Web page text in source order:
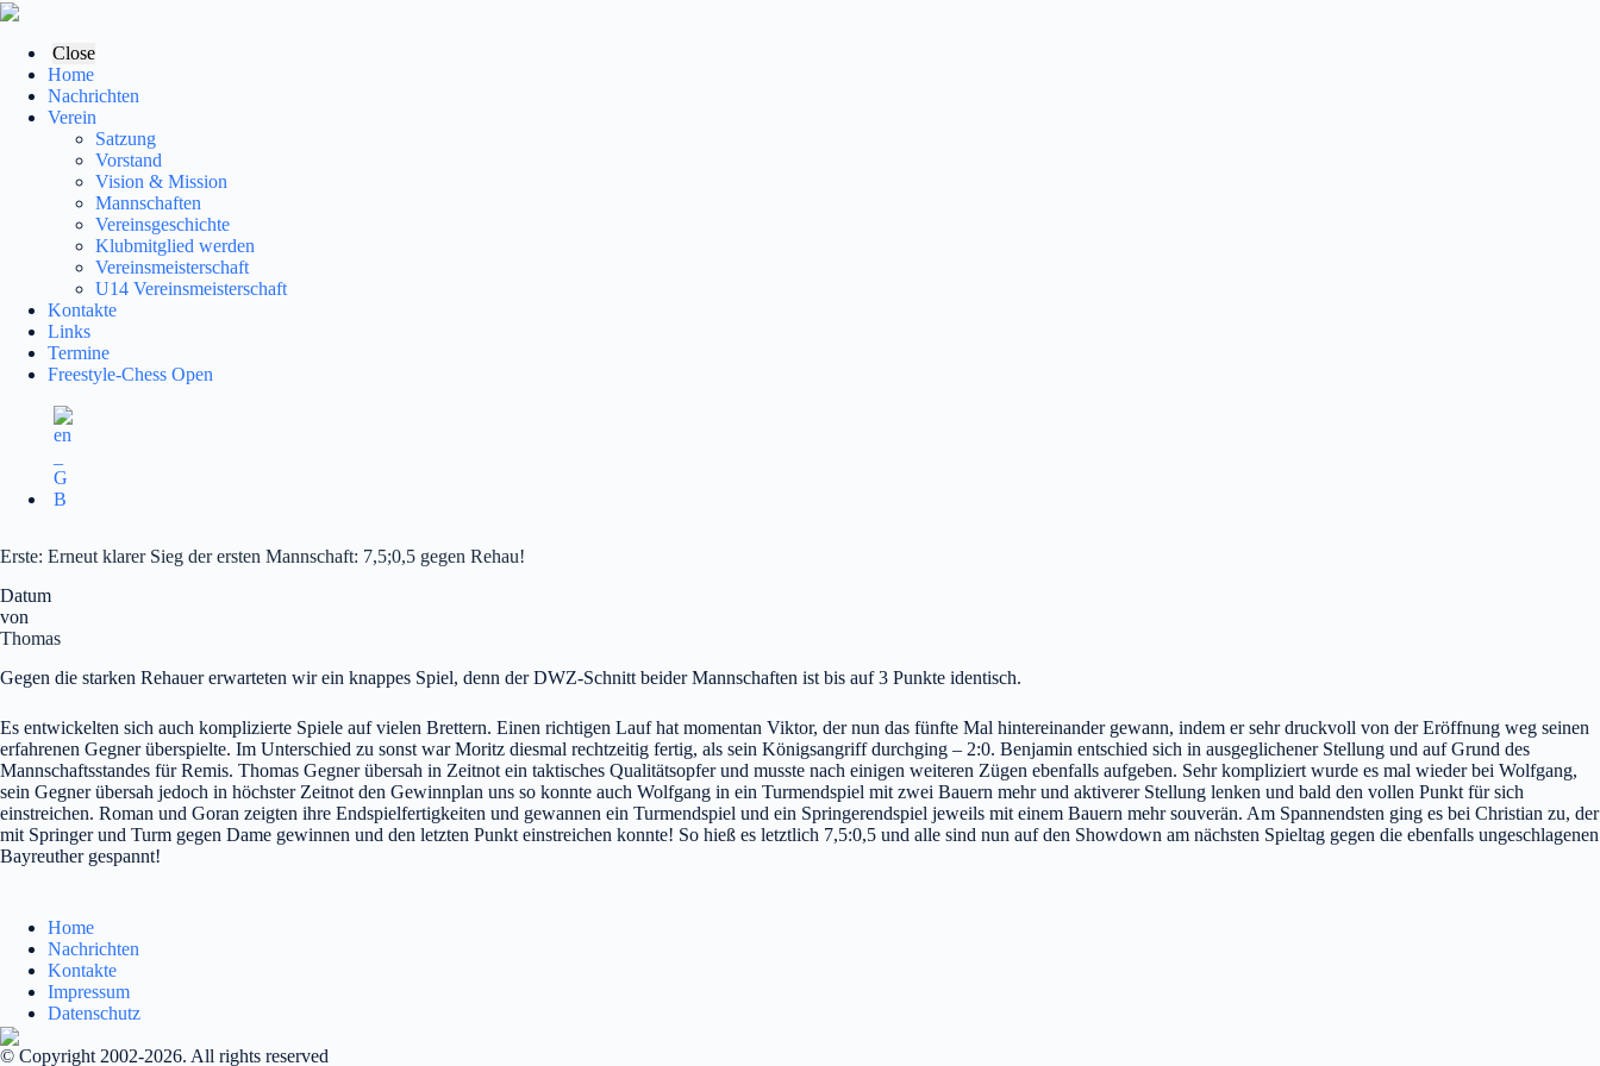
Zum
springenClose
Home
Nachrichten
Verein
Satzung
Vorstand
Vision & Mission
Mannschaften
Vereinsgeschichte
Klubmitglied werden
Vereinsmeisterschaft
U14 Vereinsmeisterschaft
Kontakte
Links
Termine
Freestyle-Chess Open
Erste: Erneut klarer Sieg der ersten Mannschaft: 7,5;0,5 gegen Rehau!
Datum
von
Thomas
Gegen die starken Rehauer erwarteten wir ein knappes Spiel, denn der DWZ-Schnitt beider Mannschaften ist bis auf 3 Punkte identisch.
Es entwickelten sich auch komplizierte Spiele auf vielen Brettern. Einen richtigen Lauf hat momentan Viktor, der nun das fünfte Mal hintereinander gewann, indem er sehr druckvoll von der Eröffnung weg seinen
erfahrenen Gegner überspielte. Im Unterschied zu sonst war Moritz diesmal rechtzeitig fertig, als sein Königsangriff durchging – 2:0. Benjamin entschied sich in ausgeglichener Stellung und auf Grund des
Mannschaftsstandes für Remis. Thomas Gegner übersah in Zeitnot ein taktisches Qualitätsopfer und musste nach einigen weiteren Zügen ebenfalls aufgeben. Sehr kompliziert wurde es mal wieder bei Wolfgang,
sein Gegner übersah jedoch in höchster Zeitnot den Gewinnplan uns so konnte auch Wolfgang in ein Turmendspiel mit zwei Bauern mehr und aktiverer Stellung lenken und bald den vollen Punkt für sich
einstreichen. Roman und Goran zeigten ihre Endspielfertigkeiten und gewannen ein Turmendspiel und ein Springerendspiel jeweils mit einem Bauern mehr souverän. Am Spannendsten ging es bei Christian zu, der
mit Springer und Turm gegen Dame gewinnen und den letzten Punkt einstreichen konnte! So hieß es letztlich 7,5:0,5 und alle sind nun auf den Showdown am nächsten Spieltag gegen die ebenfalls ungeschlagenen
Bayreuther gespannt!
Home
Nachrichten
Kontakte
Impressum
Datenschutz
© Copyright 2002-2026. All rights reserved